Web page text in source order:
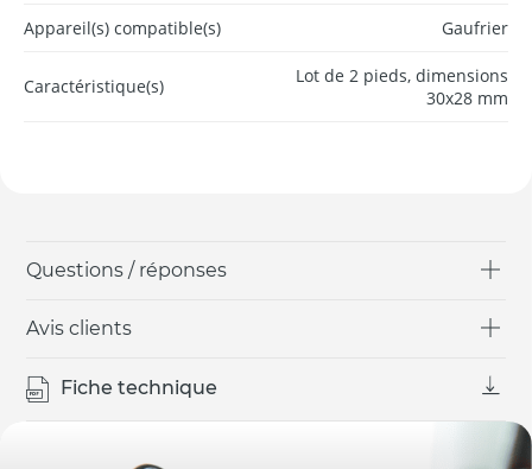
Questions / réponses
Avis clients
Fiche technique
Appareil(s) compatible(s) Gaufrier
Caractéristique(s)
Lot de 2 pieds, dimensions
30x28 mm